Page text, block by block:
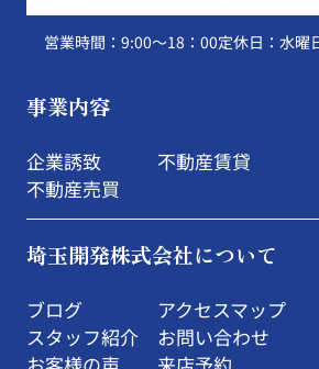
営業時間：9:00～18：00定休日：水曜
事業内容
企業誘致
不動産売買
不動産賃貸
埼玉開発株式会社について
ブログ
スタッフ紹介
アクセスマップ
お問い合わせ